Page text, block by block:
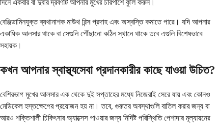
দিনে একবার বা দুবার দ্রবণটি আপনার মুখের চারপাশে কুলি করুন।
বেঞ্জিডামিনযুক্ত ব্যথানাশক মাউথ রিন্স প্রদাহ এবং অস্বস্তি কমাতে পারে। যদি আপনার
একাধিক আলসার থাকে বা সেগুলি পৌঁছানো কঠিন স্থানে থাকে তবে এগুলি বিশেষভাবে
সহায়ক।
কখন আপনার স্বাস্থ্যসেবা প্রদানকারীর কাছে যাওয়া উচিত?
বেশিরভাগ মুখের আলসার এক থেকে দুই সপ্তাহের মধ্যে নিজেরাই সেরে যায় এবং কোনও
মেডিকেল হস্তক্ষেপের প্রয়োজন হয় না। তবে, গুরুতর অবস্থাগুলি বাতিল করার জন্য বা
আরও শক্তিশালী চিকিৎসার অ্যাক্সেস পাওয়ার জন্য নির্দিষ্ট পরিস্থিতি পেশাদার মূল্যায়নের